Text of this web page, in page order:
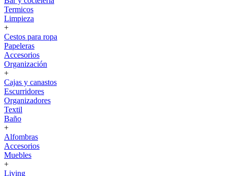
Termicos
Limpieza
+
Cestos para ropa
Papeleras
Accesorios
Organización
+
Cajas y canastos
Escurridores
Organizadores
Textil
Baño
+
Alfombras
Accesorios
Muebles
+
Living